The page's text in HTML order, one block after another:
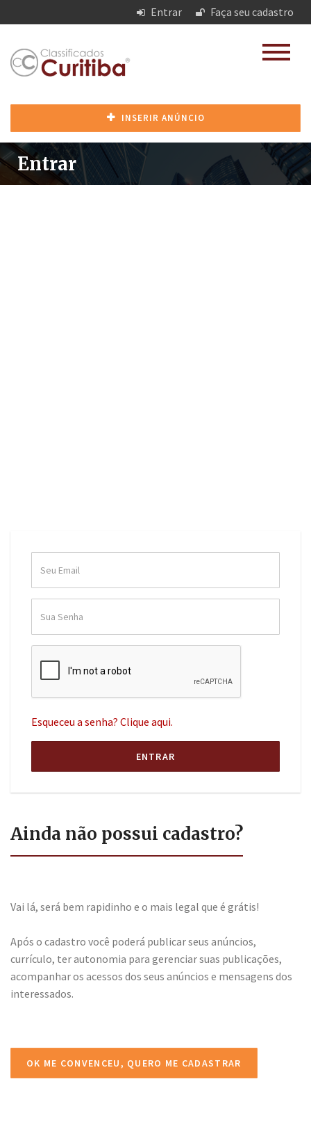
Entrar Faça seu cadastro
INSERIR ANÚNCIO
Entrar
Esqueceu a senha? Clique aqui.
ENTRAR
Ainda não possui cadastro?
Vai lá, será bem rapidinho e o mais legal que é grátis!
Após o cadastro você poderá publicar seus anúncios,
currículo, ter autonomia para gerenciar suas publicações,
acompanhar os acessos dos seus anúncios e mensagens dos
interessados.
OK ME CONVENCEU, QUERO ME CADASTRAR